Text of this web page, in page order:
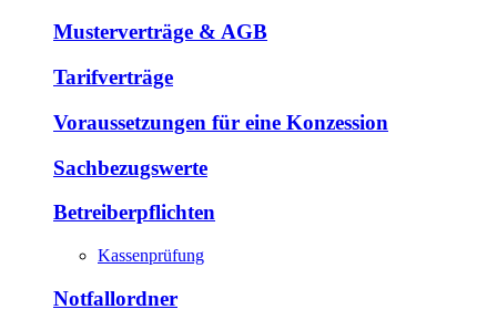
Musterverträge & AGB
Tarifverträge
Voraussetzungen für eine Konzession
Sachbezugswerte
Betreiberpflichten
Kassenprüfung
Notfallordner